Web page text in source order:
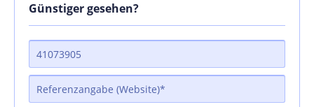
Günstiger gesehen?